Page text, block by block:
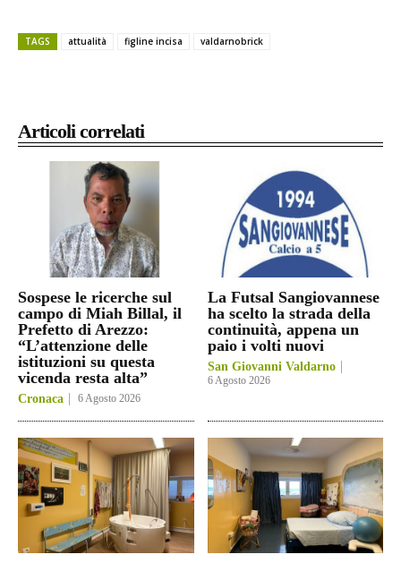
Articoli correlati
Sospese le ricerche sul
campo di Miah Billal, il
Prefetto di Arezzo:
“L’attenzione delle
istituzioni su questa
vicenda resta alta”
Cronaca 6 Agosto 2026
La Futsal Sangiovannese
ha scelto la strada della
continuità, appena un
paio i volti nuovi
San Giovanni Valdarno
6 Agosto 2026
TAGS attualità figline incisa valdarnobrick